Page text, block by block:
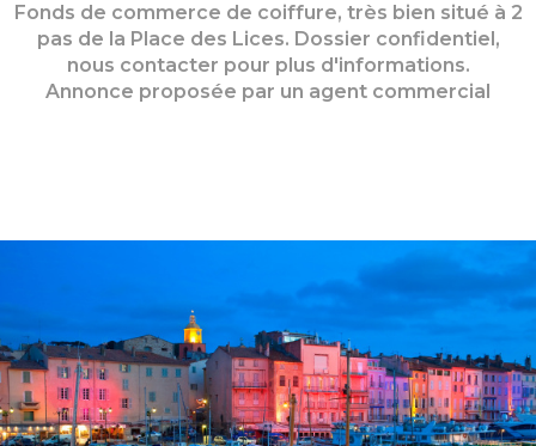
Fonds de commerce de coiffure, très bien situé à 2
pas de la Place des Lices. Dossier confidentiel,
nous contacter pour plus d'informations.
Annonce proposée par un agent commercial